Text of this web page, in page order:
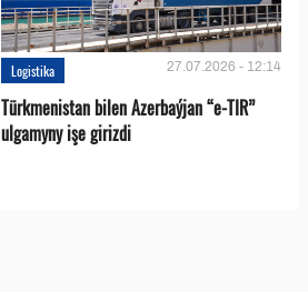
Logistika 27.07.2026 - 12:14
Türkmenistan bilen Azerbaýjan “e-TIR”
ulgamyny işe girizdi